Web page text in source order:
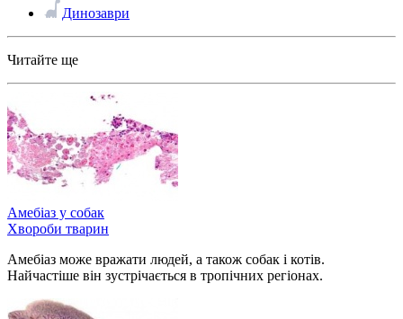
Динозаври
Читайте ще
Амебіаз у собак
Хвороби тварин
Амебіаз може вражати людей, а також собак і котів.
Найчастіше він зустрічається в тропічних регіонах.